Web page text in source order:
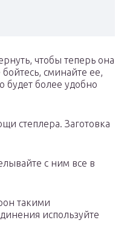
чтобы теперь она
сминайте ее,
будет более удобно
степлера. Заготовка
с ним все в
такими
используйте